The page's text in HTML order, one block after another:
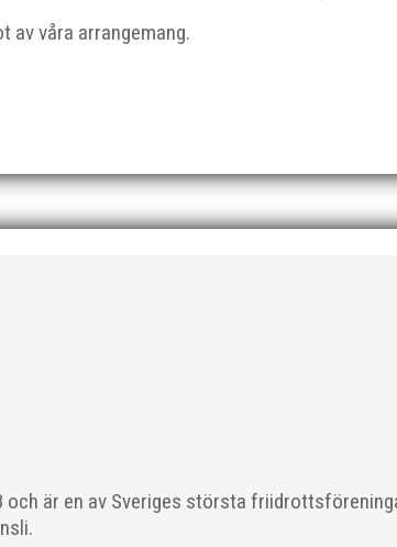
av våra arrangemang.
är en av Sveriges största
i MAI ELITBLOGGEN! Fler bilder från Lag-SM